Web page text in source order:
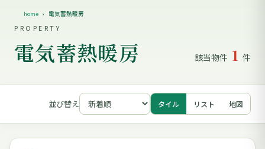
home 電気蓄熱暖房
PROPERTY
電気蓄熱暖房 該当物件 1 件
並び替え タイル リスト 地図